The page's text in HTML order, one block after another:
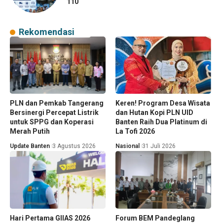
110
Rekomendasi
PLN dan Pemkab Tangerang
Bersinergi Percepat Listrik
untuk SPPG dan Koperasi
Merah Putih
Update Banten 3 Agustus 2026
Keren! Program Desa Wisata
dan Hutan Kopi PLN UID
Banten Raih Dua Platinum di
La Tofi 2026
Nasional 31 Juli 2026
Hari Pertama GIIAS 2026
Forum BEM Pandeglang